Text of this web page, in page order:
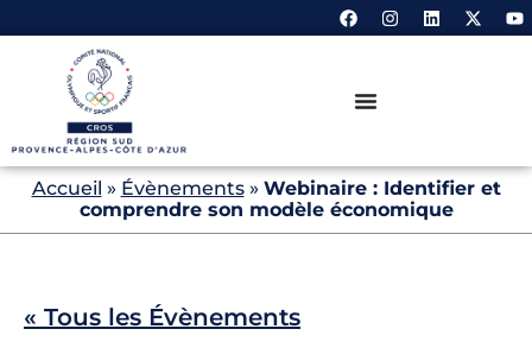
Accueil » Évènements» Webinaire : Identifier et
comprendre son modèle économique
« Tous les Évènements